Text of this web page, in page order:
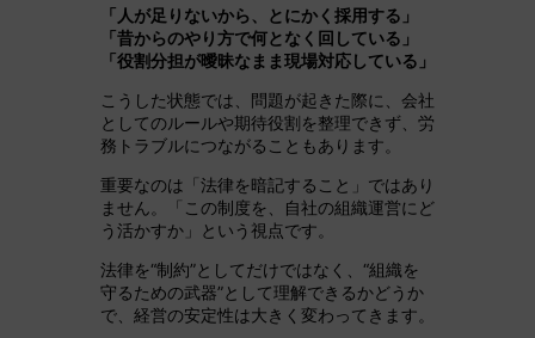
「人が足りないから、とにかく採用する」
「昔からのやり方で何となく回している」
「役割分担が曖昧なまま現場対応している」
こうした状態では、問題が起きた際に、会社
としてのルールや期待役割を整理できず、労
務トラブルにつながることもあります。
重要なのは「法律を暗記すること」ではあり
ません。「この制度を、自社の組織運営にど
う活かすか」という視点です。
法律を“制約”としてだけではなく、“組織を
守るための武器”として理解できるかどうか
で、経営の安定性は大きく変わってきます。